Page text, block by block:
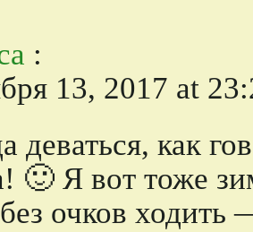
:
13, 2017 at
деваться, как
🙂 Я вот тоже
очков ходить